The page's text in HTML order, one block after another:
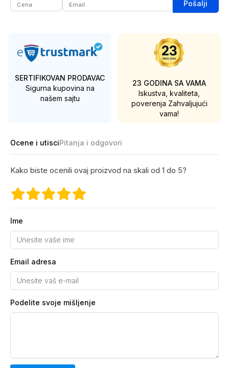
Pošalji
SERTIFIKOVAN PRODAVAC
Sigurna kupovina na
našem sajtu
23 GODINA SA VAMA
Iskustva, kvaliteta,
poverenja Zahvaljujući
vama!
Ocene i utisciPitanja i odgovori
Kako biste ocenili ovaj proizvod na skali od 1 do 5?
Ime
Email adresa
Podelite svoje mišljenje